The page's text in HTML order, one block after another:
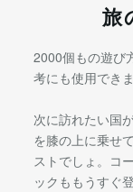
旅
2000個もの遊び
考にも使用できま
次に訪れたい国
を膝の上に乗せ
ストでしょ。コ
ックももうすぐ